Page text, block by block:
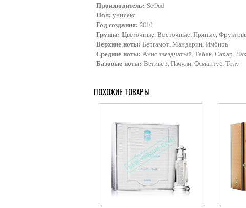
Производитель: SoOud
Пол: унисекс
Год создания: 2010
Группа: Цветочные, Восточные, Пряные,
Верхние ноты: Бергамот, Мандарин, Имбирь
Средние ноты: Анис звездчатый, Табак, Сахар,
Базовые ноты: Ветивер, Пачули, Османтус, Толу
ПОХОЖИЕ ТОВАРЫ